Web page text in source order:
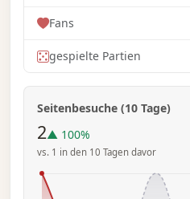
Fans
gespielte Partien
Seitenbesuche (10 Tage)
2▲ 100%
vs. 1 in den 10 Tagen davor